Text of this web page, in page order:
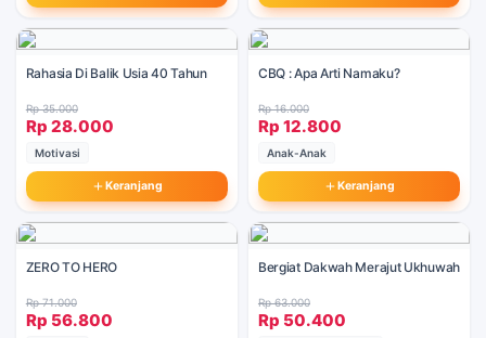
Rahasia Di Balik Usia 40 Tahun
Rp 35.000
Rp 28.000
Motivasi
Keranjang
CBQ : Apa Arti Namaku?
Rp 16.000
Rp 12.800
Anak-Anak
Keranjang
ZERO TO HERO
Rp 71.000
Rp 56.800
Bergiat Dakwah Merajut Ukhuwah
Rp 63.000
Rp 50.400